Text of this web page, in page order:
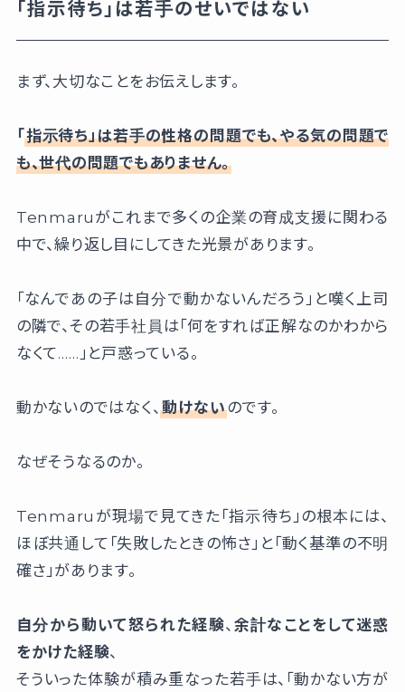
「指示待ち」は若手のせいではない
まず、大切なことをお伝えします。
「 指示待ち」は若手の性格の問題でも、やる気の問題で
も、世代の問題でもありません。
Tenmaruがこれまで多くの企業の育成支援に関わる
中で、繰り返し目にしてきた光景があります。
「なんであの子は自分で動かないんだろう」と嘆く上司
の隣で、その若手社員は「何をすれば正解なのかわから
なくて……」と戸惑っている。
動かないのではなく、動けないのです。
なぜそうなるのか。
Tenmaruが現場で見てきた「指示待ち」の根本には、
ほぼ共通して「失敗したときの怖さ」と「動く基準の不明
確さ」があります。
自分から動いて怒られた経験、 余計なことをして迷惑
をかけた経験、
そういった体験が積み重なった若手は、「動かない方が